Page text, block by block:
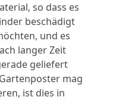
so dass es
beschädigt
und es
langer Zeit
geliefert
mag
ist dies in